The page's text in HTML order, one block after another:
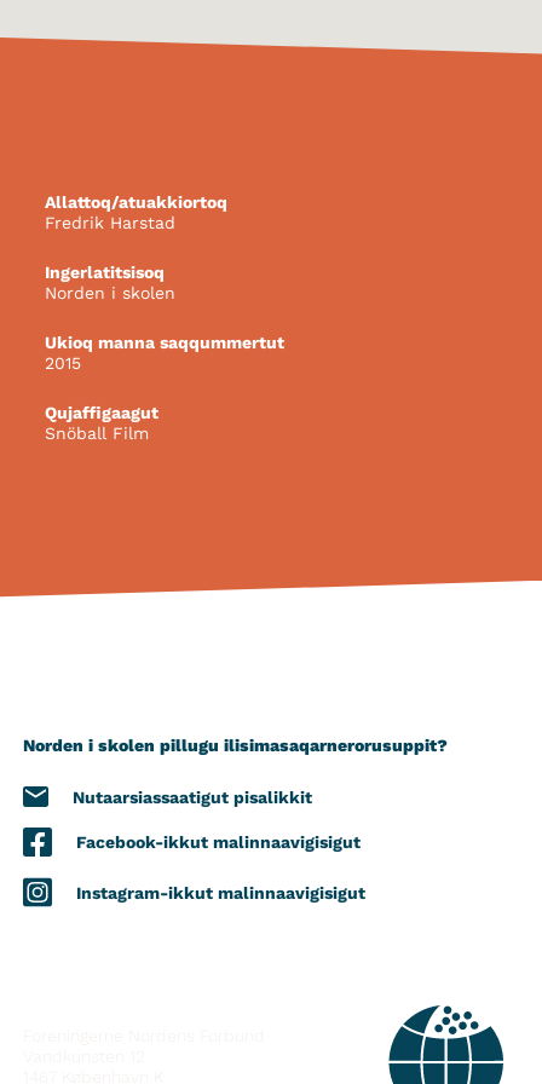
Allattoq/atuakkiortoq
Fredrik Harstad
Ingerlatitsisoq
Norden i skolen
Ukioq manna saqqummertut
2015
Qujaffigaagut
Snöball Film
Norden i skolen pillugu ilisimasaqarnerorusuppit?
Nutaarsiassaatigut pisalikkit
Facebook-ikkut malinnaavigisigut
Instagram-ikkut malinnaavigisigut